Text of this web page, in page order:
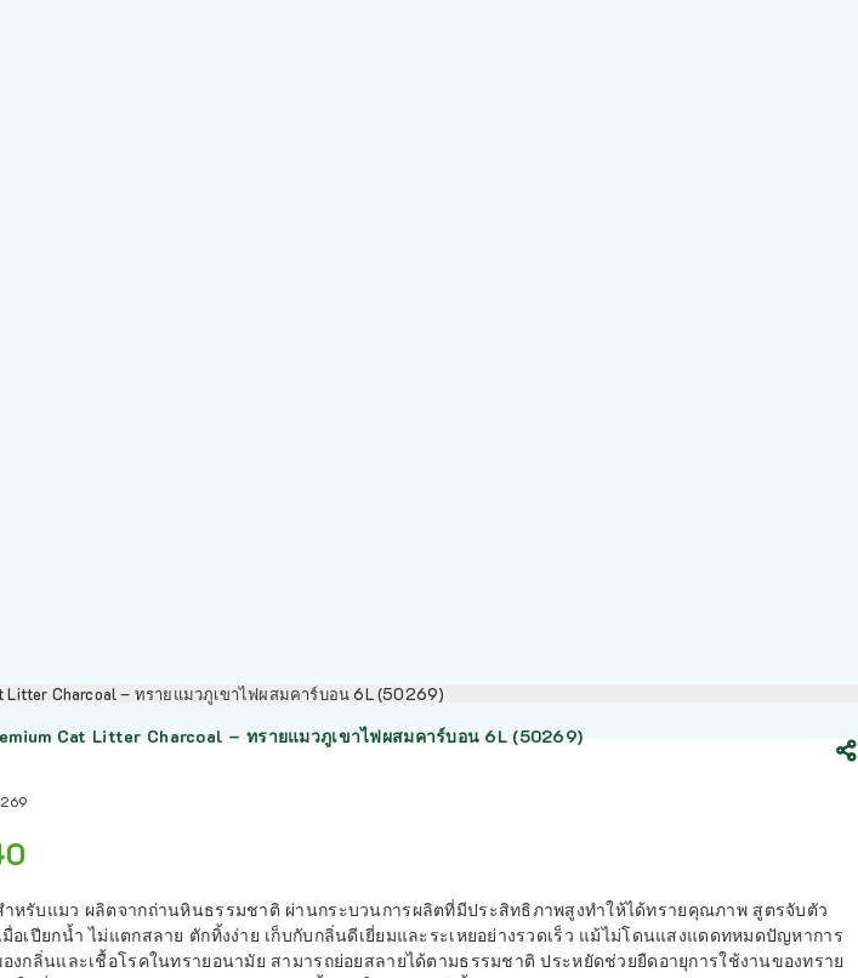
Litter Charcoal – ทรายแมวภูเขาไฟผสมคาร์บอน 6L (50269)
Cat Litter Charcoal – ทรายแมวภูเขาไฟผสมคาร์บอน 6L (50269)
หรับแมว ผลิตจากถ่านหินธรรมชาติ ผ่านกระบวนการผลิตที่มีประสิทธิภาพสูงทำให้ได้ทรายคุณภาพ สูตรจับตัว
อเปียกน้ำ ไม่แตกสลาย ตักทิ้งง่าย เก็บกับกลิ่นดีเยี่ยมและระเหยอย่างรวดเร็ว แม้ไม่โดนแสงแดดทหมดปัญหาการ
งกลิ่นและเชื้อโรคในทรายอนามัย สามารถย่อยสลายได้ตามธรรมชาติ ประหยัดช่วยยืดอายุการใช้งานของทราย